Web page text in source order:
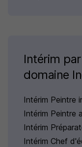
Intérim
domaine
Intérim Peintre
Intérim Peintre
Intérim
Intérim Chef